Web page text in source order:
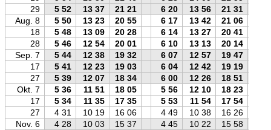
29
5 52 13 37 21 21 6 20 13 56 21 31
Aug. 8
5 50 13 23 20 55 6 17 13 42 21 06
18
5 48 13 09 20 28 6 14 13 27 20 41
28
5 46 12 54 20 01 6 10 13 13 20 14
Sep. 7
5 44 12 38 19 32 6 07 12 57 19 47
17
5 41 12 23 19 03 6 04 12 42 19 19
27
5 39 12 07 18 34 6 00 12 26 18 51
Okt. 7
5 36 11 51 18 05 5 56 12 10 18 23
17
5 34 11 35 17 35 5 53 11 54 17 54
27
4 31 10 19 16 06 4 49 10 38 16 26
Nov. 6
4 28 10 03 15 37 4 45 10 22 15 58